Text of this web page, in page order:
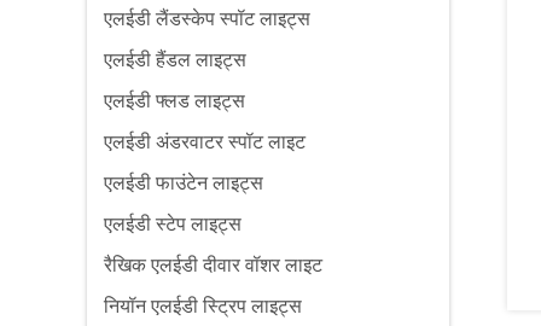
एलईडी लैंडस्केप स्पॉट लाइट्स
एलईडी हैंडल लाइट्स
एलईडी फ्लड लाइट्स
एलईडी अंडरवाटर स्पॉट लाइट
एलईडी फाउंटेन लाइट्स
एलईडी स्टेप लाइट्स
रैखिक एलईडी दीवार वॉशर लाइट
नियॉन एलईडी स्ट्रिप लाइट्स